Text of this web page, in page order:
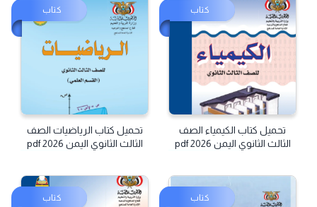
كتاب
تحميل كتاب الكيمياء الصف
الثالث الثانوي اليمن pdf 2026
كتاب
تحميل كتاب الرياضيات الصف
الثالث الثانوي اليمن pdf 2026
كتاب كتاب